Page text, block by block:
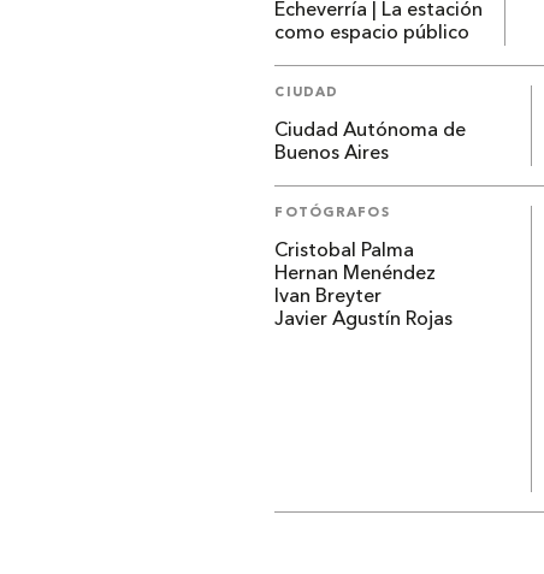
Echeverría | La estación
como espacio público
CIUDAD
Ciudad Autónoma de
Buenos Aires
FOTÓGRAFOS
Cristobal Palma
Hernan Menéndez
Ivan Breyter
Javier Agustín Rojas